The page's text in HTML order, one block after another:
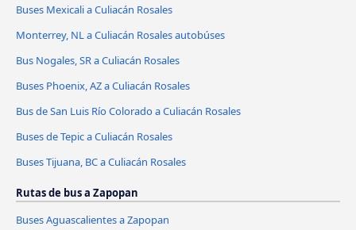
Buses Mexicali a Culiacán Rosales
Monterrey, NL a Culiacán Rosales autobúses
Bus Nogales, SR a Culiacán Rosales
Buses Phoenix, AZ a Culiacán Rosales
Bus de San Luis Río Colorado a Culiacán Rosales
Buses de Tepic a Culiacán Rosales
Buses Tijuana, BC a Culiacán Rosales
Rutas de bus a Zapopan
Buses Aguascalientes a Zapopan